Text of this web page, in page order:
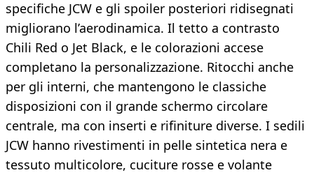
specifiche JCW e gli spoiler posteriori ridisegnati
migliorano l’aerodinamica. Il tetto a contrasto
Chili Red o Jet Black, e le colorazioni accese
completano la personalizzazione. Ritocchi anche
per gli interni, che mantengono le classiche
disposizioni con il grande schermo circolare
centrale, ma con inserti e rifiniture diverse. I sedili
JCW hanno rivestimenti in pelle sintetica nera e
tessuto multicolore, cuciture rosse e volante